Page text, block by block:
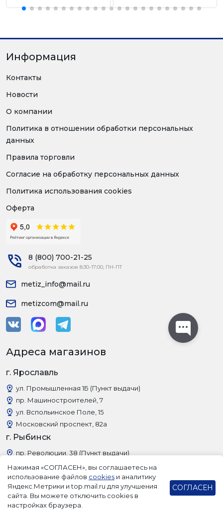
Информация
Контакты
Новости
О компании
Политика в отношении обработки персональных
данных
Правила торговли
Согласие на обработку персональных данных
Политика использования cookies
Оферта
8 (800) 700-21-25
обработка заказов 8:30-17:00, ПН-ПТ
metiz_info@mail.ru
metizcom@mail.ru
Адреса магазинов
г. Ярославль
ул. Промышленная 1Б (Пункт выдачи)
пр. Машиностроителей, 7
ул. Вспольинское Поле, 15
Московский проспект, 82а
г. Рыбинск
пр. Революции, 38 (Пункт выдачи)
Нажимая «СОГЛАСЕН», вы соглашаетесь на
использование файлов cookies и аналитику
Яндекс.Метрики и top.mail.ru для улучшения
сайта. Вы можете отключить cookies в
настройках браузера.
СОГЛАСЕН